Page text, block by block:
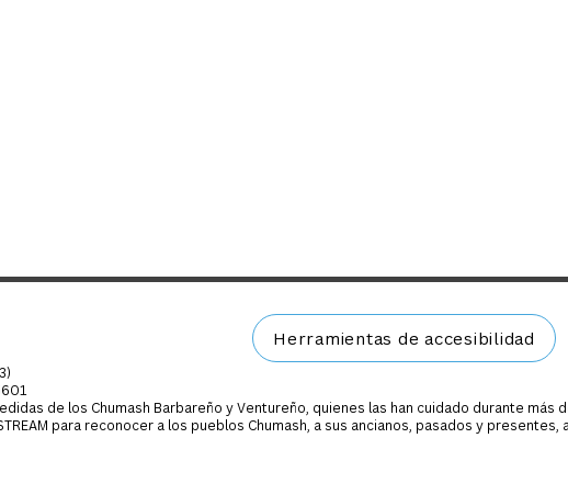
de los Chumash Barbareño y Ventureño, quienes las han cuidado durante más
para reconocer a los pueblos Chumash, a sus ancianos, pasados y presentes,
Herramientas de accesibilidad